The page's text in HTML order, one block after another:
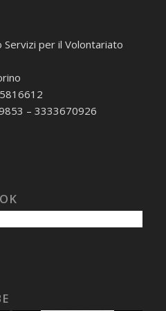
per il Volontariato
– 3333670926